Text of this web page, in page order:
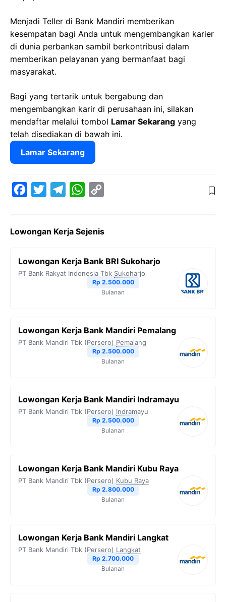
Menjadi Teller di Bank Mandiri memberikan
kesempatan bagi Anda untuk mengembangkan karier
di dunia perbankan sambil berkontribusi dalam
memberikan pelayanan yang bermanfaat bagi
masyarakat.
Bagi yang tertarik untuk bergabung dan
mengembangkan karir di perusahaan ini, silakan
mendaftar melalui tombol Lamar Sekarang yang
telah disediakan di bawah ini.
Lamar Sekarang
e
o
t
e
e
r
W
t
A
y
n
k
Lowongan Kerja Sejenis
Lowongan Kerja Bank BRI Sukoharjo
PT Bank Rakyat Indonesia Tbk Sukoharjo
Rp 2.500.000
Bulanan
Lowongan Kerja Bank Mandiri Pemalang
PT Bank Mandiri Tbk (Persero) Pemalang
Rp 2.500.000
Bulanan
Lowongan Kerja Bank Mandiri Indramayu
PT Bank Mandiri Tbk (Persero) Indramayu
Rp 2.500.000
Bulanan
Lowongan Kerja Bank Mandiri Kubu Raya
PT Bank Mandiri Tbk (Persero) Kubu Raya
Rp 2.800.000
Bulanan
Lowongan Kerja Bank Mandiri Langkat
PT Bank Mandiri Tbk (Persero) Langkat
Rp 2.700.000
Bulanan